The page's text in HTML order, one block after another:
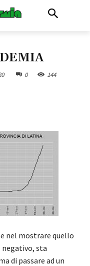
0 144
nel mostrare quello
negativo, sta
di passare ad un